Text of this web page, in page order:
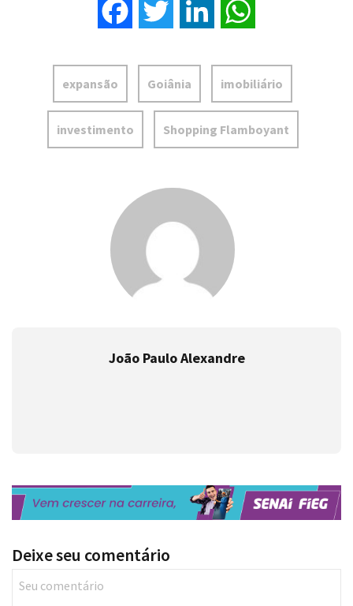
Facebook Twitter LinkedIn
expansão Goiânia imobiliário
investimento Shopping Flamboyant
João Paulo Alexandre
Deixe seu comentário